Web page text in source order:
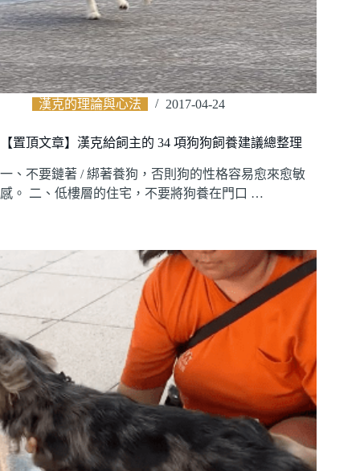
漢克的理論與心法 2017-04-24
【置頂文章】漢克給飼主的 34 項狗狗飼養建議總整理
一、不要鏈著 / 綁著養狗，否則狗的性格容易愈來愈敏
感。 二、低樓層的住宅，不要將狗養在門口 …